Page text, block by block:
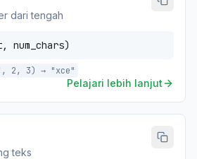
dari tengah
num_chars)
2, 3) → "xce"
Pelajari lebih lanjut
teks